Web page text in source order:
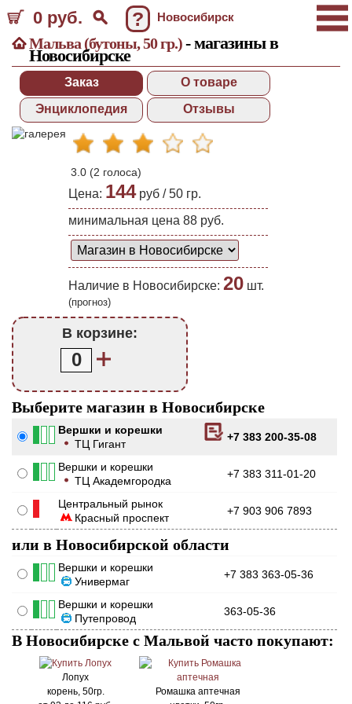
0 руб. ? Новосибирск
Мальва (бутоны, 50 гр.)- магазины в
Новосибирске
Заказ
О товаре
Энциклопедия
Отзывы
3.0 (2 голоса)
Цена: 144руб /50 гр.
минимальная цена 88 руб.
Наличие в Новосибирске: 20 шт.
(прогноз)
В корзине:
0
Выберите магазин в Новосибирске
Вершки и корешки
ТЦ Гигант
+7 383 200-35-08
Вершки и корешки
ТЦ Академгородка
+7 383 311-01-20
Центральный рынок
Красный проспект
+7 903 906 7893
или в Новосибирской области
Вершки и корешки
Универмаг
+7 383 363-05-36
Вершки и корешки
Путепровод
363-05-36
В Новосибирске с Мальвой часто покупают:
Лопух
корень, 50гр.
Ромашка аптечная